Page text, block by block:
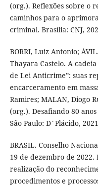
(org.). Reflexões sobre o
caminhos para o
criminal. Brasília: CNJ,
BORRI, Luiz Antonio;
Thayara Castelo. A
de Lei Anticrime”: suas
encarceramento em
Ramires; MALAN, Diogo
(org.). Desafiando 80
São Paulo: D´Plácido,
BRASIL. Conselho
19 de dezembro de
realização do
procedimentos e